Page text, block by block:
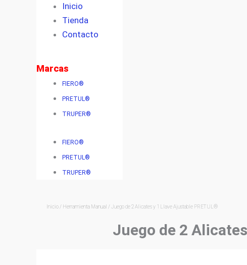
Inicio
Tienda
Contacto
Marcas
FIERO®
PRETUL®
TRUPER®
FIERO®
PRETUL®
TRUPER®
Inicio / Herramienta Manual / Juego de 2 Alicates y 1 Llave Ajustable PRETUL®
Juego de 2